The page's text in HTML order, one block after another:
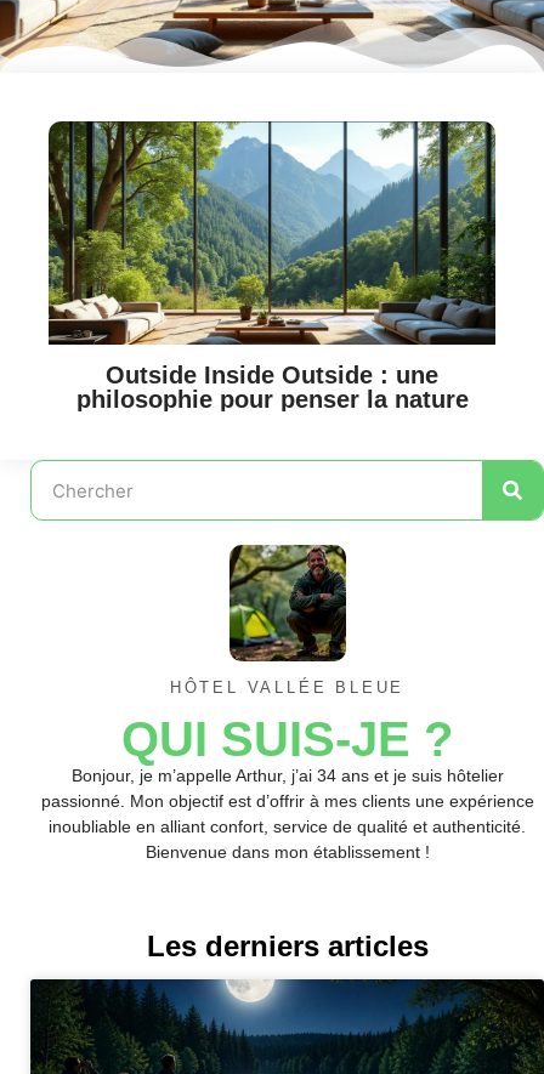
Outside Inside Outside : une
philosophie pour penser la nature
HÔTEL VALLÉE BLEUE
QUI SUIS-JE ?
Bonjour, je m’appelle Arthur, j’ai 34 ans et je suis hôtelier
passionné. Mon objectif est d’offrir à mes clients une expérience
inoubliable en alliant confort, service de qualité et authenticité.
Bienvenue dans mon établissement !
Les derniers articles